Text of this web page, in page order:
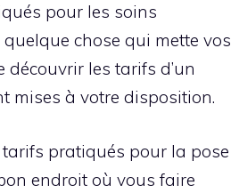
pour les soins
chose qui mette vos
les tarifs d’un
mises à votre disposition.
pratiqués pour la pose
endroit où vous faire